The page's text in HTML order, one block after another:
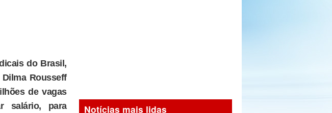
do Brasil,
Rousseff
de vagas
salário, para
Notícias mais lidas